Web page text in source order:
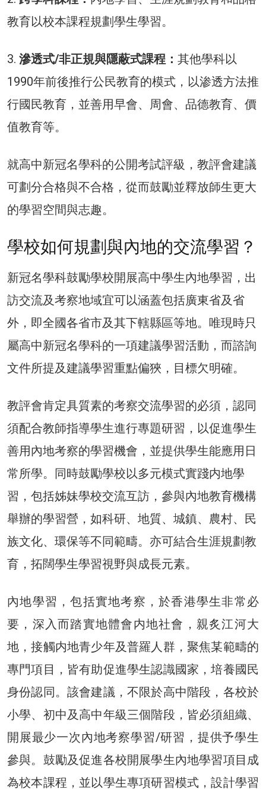
教育以校本課程規劃學生學習。
3. 滲透式/非正規與隱蔽式課程： 其他學科以
1990年前後推行公民教育的模式，以渗透方法推
行國民教育，並善用早會、周會、品德教育、價
值教育等。
就高中新冠名學科的公開考試評級，教評會建議
可劃分合格與不合格，從而鼓勵並釋放師生更大
的學習空間與志趣。
學校如何規劃與內地的交流學習？
新冠名學科鼓勵學校開展高中學生內地學習，出
訪交流及考察地域宜可以涵蓋包括廣東省及省
外，即全國各省市及其下轄縣區等地。唯現時只
屬高中新冠名學科的一項建議學習活動，而諮詢
文件所提及建議學習重點偏狹，目標欠明確。
教評會肯定具質素的考察交流學習的必須，認同
須配合教師指導學生進行專題研習，以促進學生
善用內地考察的學習機會，並提供學生能應用日
常所學。同時鼓勵學校以多元模式實踐内地學
習，包括姊妹學校交流互訪，參與內地教育機構
舉辦的學習營，如科研、地質、城鎮、農村、民
族文化、環保等不同範疇。亦可結合生涯規劃教
育，拓闊學生學習視野與成長元素。
內地學習，包括實地考察，於香港學生非常必
要，深入而踏實地體會内地社會，親炙江河大
地，接觸内地青少年及普羅人群，聚焦某範疇的
專門項目，皆有助促進學生認識國家，培養國民
身份認同。該會建議，不限於高中階段，各校於
小學、初中及高中年級三個階段，皆必須組織、
開展最少一次內地考察學習/研習，提供予學生
參與。鼓勵及促進各校開展學生內地學習項目成
為校本課程，並以學生專項研習模式，設計學習